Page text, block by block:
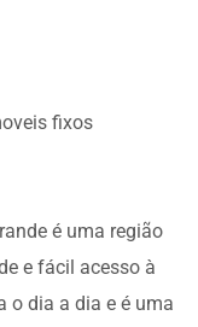
fixos
é uma região
e fácil acesso à
o dia a dia e é uma